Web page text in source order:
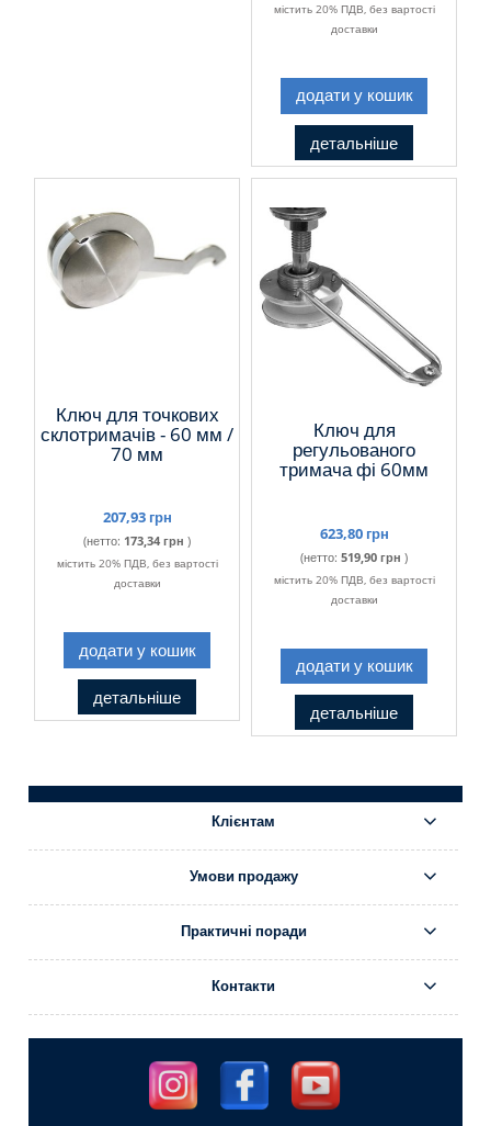
містить 20% ПДВ, без вартості
доставки
додати у кошик
детальніше
Ключ для точкових
склотримачів - 60 мм /
70 мм
207,93 грн
(нетто: 173,34 грн )
містить 20% ПДВ, без вартості
доставки
додати у кошик
детальніше
Ключ для
регульованого
тримача фі 60мм
623,80 грн
(нетто: 519,90 грн )
містить 20% ПДВ, без вартості
доставки
додати у кошик
детальніше
Клієнтам
Умови продажу
Практичні поради
Контакти